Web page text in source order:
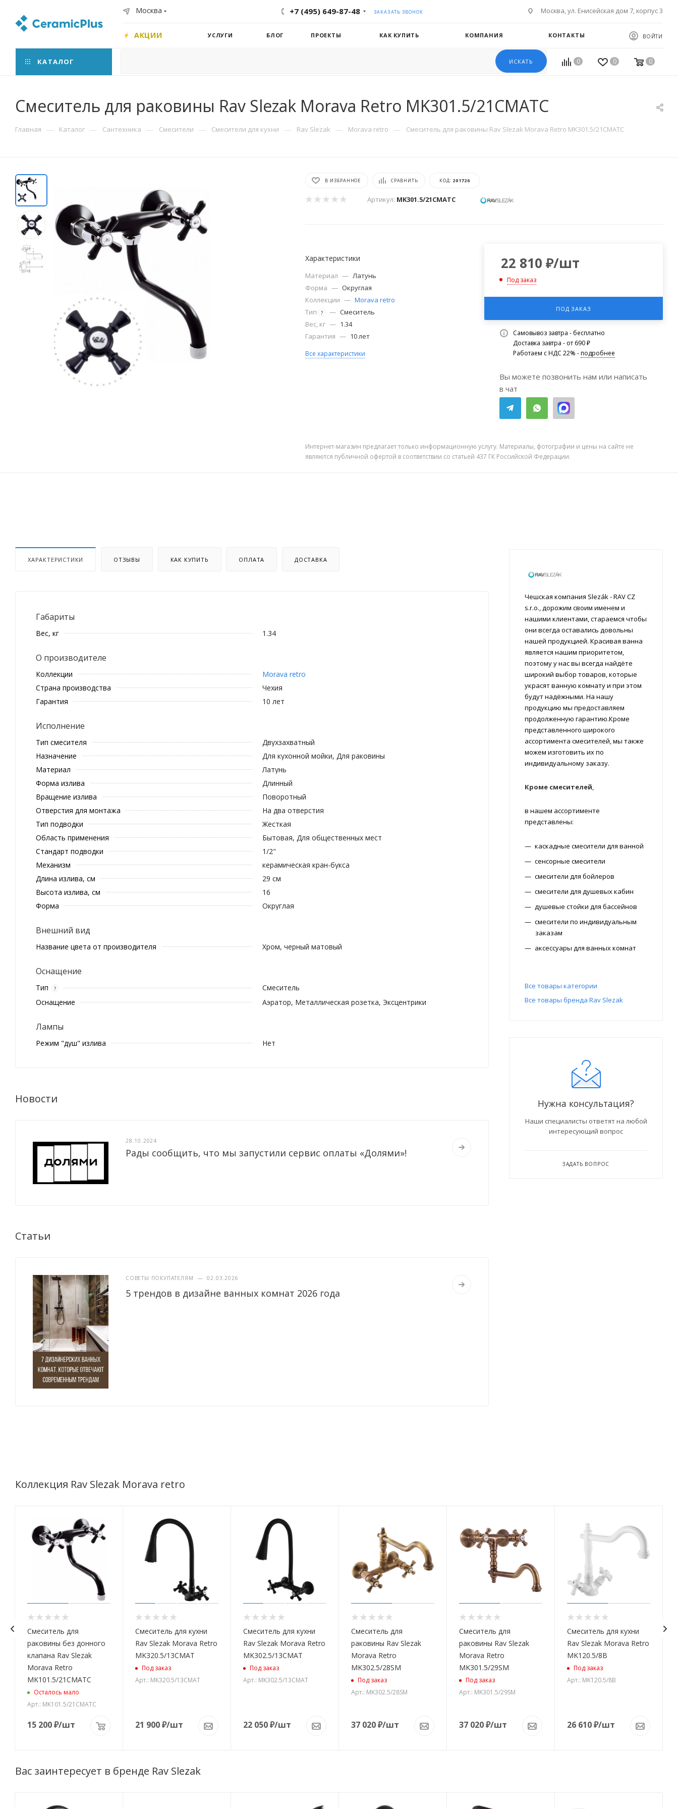
Москва +7 (495) 649-87-48 ЗАКАЗАТЬ ЗВОНОК Москва, ул. Енисейская дом 7, корпус 3
АКЦИИ УСЛУГИ БЛОГ ПРОЕКТЫ КАК КУПИТЬ КОМПАНИЯ КОНТАКТЫ ВОЙТИ
КАТАЛОГ ИСКАТЬ 0 0 0
Смеситель для раковины Rav Slezak Morava Retro MK301.5/21CMATC
Главная — Каталог — Сантехника — Смесители — Смесители для кухни — Rav Slezak — Morava retro — Смеситель для раковины Rav Slezak Morava Retro MK301.5/21CMATC
В ИЗБРАННОЕ СРАВНИТЬ КОД: 201726
Артикул: MK301.5/21CMATC
Характеристики
Материал — Латунь
Форма — Округлая
Коллекции — Morava retro
Тип
? — Смеситель
Вес, кг — 1.34
Гарантия — 10 лет
Все характеристики
22 810 ₽/шт
Под заказ
ПОД ЗАКАЗ
Самовывоз завтра - бесплатно
Доставка завтра - от 690 ₽
Работаем с НДС 22% -подробнее
Вы можете позвонить нам или написать
в чат
Интернет-магазин предлагает только информационную услугу. Материалы, фотографии и цены на сайте не
являются публичной офертой в соответствии со статьей 437 ГК Российской Федерации.
ХАРАКТЕРИСТИКИ ОТЗЫВЫ КАК КУПИТЬ ОПЛАТА ДОСТАВКА
Габариты
Вес, кг 1.34
О производителе
Коллекции
Morava retro
Страна производства
Чехия
Гарантия
10 лет
Исполнение
Тип смесителя
Двухзахватный
Назначение
Для кухонной мойки, Для раковины
Материал
Латунь
Форма излива
Длинный
Вращение излива
Поворотный
Отверстия для монтажа
На два отверстия
Тип подводки
Жесткая
Область применения
Бытовая, Для общественных мест
Стандарт подводки
1/2"
Механизм
керамическая кран-букса
Длина излива, см
29 см
Высота излива, см
16
Форма
Округлая
Внешний вид
Название цвета от производителя Хром, черный матовый
Оснащение
Тип ?
Смеситель
Оснащение
Аэратор, Металлическая розетка, Эксцентрики
Лампы
Режим "душ" излива Нет
Новости
28.10.2024
Рады сообщить, что мы запустили сервис оплаты «Долями»!
Статьи
СОВЕТЫ ПОКУПАТЕЛЯМ — 02.03.2026
5 трендов в дизайне ванных комнат 2026 года
Чешская компания Slezák - RAV CZ
s.r.o., дорожим своим именем и
нашими клиентами, стараемся чтобы
они всегда оставались довольны
нашей продукцией. Красивая ванна
является нашим приоритетом,
поэтому у нас вы всегда найдёте
широкий выбор товаров, которые
украсят ванную комнату и при этом
будут надёжными. На нашу
продукцию мы предоставляем
продолженную гарантию.Кроме
представленного широкого
ассортимента смесителей, мы также
можем изготовить их по
индивидуальному заказу.
Кроме смесителей,
в нашем ассортименте
представлены:
каскадные смесители для ванной
сенсорные смесители
смесители для бойлеров
смесители для душевых кабин
душевые стойки для бассейнов
смесители по индивидуальным
заказам
аксессуары для ванных комнат
Все товары категории
Все товары бренда Rav Slezak
Нужна консультация?
Наши специалисты ответят на любой
интересующий вопрос
ЗАДАТЬ ВОПРОС
Коллекция Rav Slezak Morava retro
Смеситель для
раковины без донного
клапана Rav Slezak
Morava Retro
MK101.5/21CMATC
Осталось мало
Арт.: MK101.5/21CMATC
15 200₽/шт
Смеситель для кухни
Rav Slezak Morava Retro
MK320.5/13CMAT
Под заказ
Арт.: MK320.5/13CMAT
21 900₽/шт
Смеситель для кухни
Rav Slezak Morava Retro
MK302.5/13CMAT
Под заказ
Арт.: MK302.5/13CMAT
22 050₽/шт
Смеситель для
раковины Rav Slezak
Morava Retro
MK302.5/28SM
Под заказ
Арт.: MK302.5/28SM
37 020₽/шт
Смеситель для
раковины Rav Slezak
Morava Retro
MK301.5/29SM
Под заказ
Арт.: MK301.5/29SM
37 020₽/шт
Смеситель для кухни
Rav Slezak Morava Retro
MK120.5/8B
Под заказ
Арт.: MK120.5/8B
26 610₽/шт
Вас заинтересует в бренде Rav Slezak